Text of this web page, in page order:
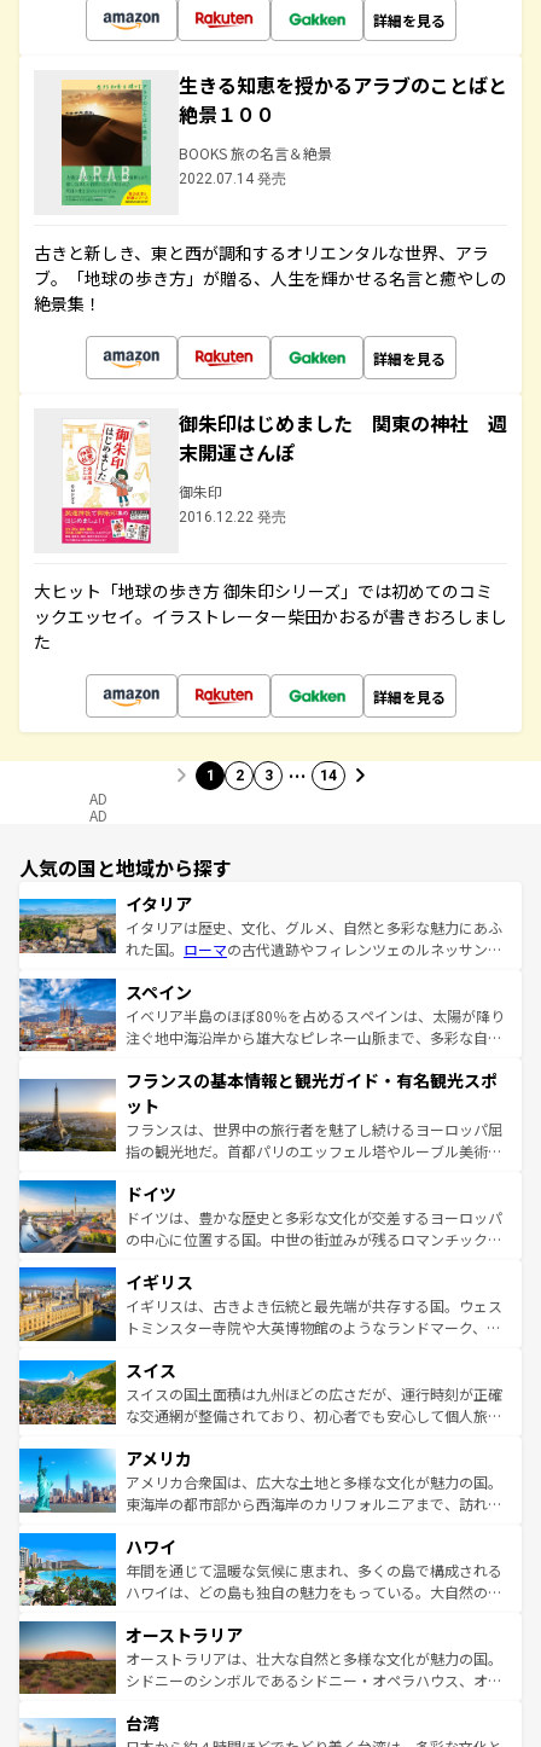
詳細を見る
生きる知恵を授かるアラブのことばと
絶景１００
BOOKS 旅の名言＆絶景
2022.07.14 発売
古きと新しき、東と西が調和するオリエンタルな世界、アラ
ブ。「地球の歩き方」が贈る、人生を輝かせる名言と癒やしの
絶景集！
詳細を見る
御朱印はじめました 関東の神社 週
末開運さんぽ
御朱印
2016.12.22 発売
大ヒット「地球の歩き方 御朱印シリーズ」では初めてのコミ
ックエッセイ。イラストレーター柴田かおるが書きおろしまし
た
詳細を見る
1 2 3 … 14
AD
AD
人気の国と地域から探す
イタリア
イタリアは歴史、文化、グルメ、自然と多彩な魅力にあふ
れた国。 ローマの古代遺跡やフィレンツェのルネッサンス
ろん、トスカーナの美しい田園風景やアマルフィ海岸の絶
景など、自然景観も見逃せない。観光の合間には、本場の
ピザやパスタなど、絶品のイタリア料理を堪能することも
ませてくれるイタリアで、忘れられない旅をしてみよう！
なお、新着のイタリア情報は
しい。
スペイン
イベリア半島のほぼ80％を占めるスペインは、太陽が降り
注ぐ地中海沿岸から雄大なピレネー山脈まで、多彩な自然
文化が根付くこの国では、情熱的なフラメンコ、熱気あふ
れる闘牛、そして美味しいタパスが生活の一部となってい
る。首都マドリードの洗練された雰囲気や、バルセロナの
アートに溢れた街角から、地方では古代ローマ遺跡や中世
せる。地方によって風土や気候が異なるスペインはその個
性で訪れる人を魅了する。 なお、新着のスペイン情報は コ
ンテンツ一覧を参照してほしい。
フランスの基本情報と観光ガイド・有名観光スポ
ット
フランスは、世界中の旅行者を魅了し続けるヨーロッパ屈
指の観光地だ。首都パリのエッフェル塔やルーブル美術館
で、幅広い魅力が詰まっている。華麗な宮殿、歴史的な大
聖堂、美しいビーチ、そして豊かな自然が、訪れる者を心
から魅了する。また、フランスは美食の国としても知ら
いる。シャンパンの発祥地であるランス、プロヴァンスの
香り高いラベンダー畑など、多彩な楽しみ方が可能だ。さ
らに、パリ以外の地域にも魅力が溢れており、どの街角に
れる地方に足を運ぶとそれぞれで全く異なる文化を体験で
きるだろう。 なお、新着のフランス情報はコンテンツ一覧
を参照してほしい。
ドイツ
ドイツは、豊かな歴史と多彩な文化が交差するヨーロッパ
の中心に位置する国。中世の街並みが残るロマンチック街
顔を持つこの国は、どこを歩いても飽きることがない。ベ
ルリンの文化的活気、バイエルン州のアルプスの絶景、そ
してライン川沿いのワイン畑といった風景は必見。ビール
は、お酒好きな人にはぜひ体験してほしい。 なお、新着の
ドイツ情報はコンテンツ一覧を参照してほしい。
イギリス
イギリスは、古きよき伝統と最先端が共存する国。ウェス
トミンスター寺院や大英博物館のようなランドマーク、歴
リアごとに異なる魅力がある。また、優雅なアフタヌーン
ティー、ビール好きにはたまらない英国パブ、サッカー観
戦など、本場だからこそできる体験も豊富。イギリスを旅
ンツ一覧を参照してほしい。
スイス
スイスの国土面積は九州ほどの広さだが、運行時刻が正確
な交通網が整備されており、初心者でも安心して個人旅行
の建物がそのまま残る町や、スイスならではのユニークな
博物館もあり、アルプス観光だけでなく町歩きも満喫する
ことができる。国民の所得が高いため物価も高いが、旅行
ば市内交通費無料で観光を楽しむこともできる。 なお、新
着のスイス情報はコンテンツ一覧 を参照してほしい。
アメリカ
アメリカ合衆国は、広大な土地と多様な文化が魅力の国。
東海岸の都市部から西海岸のカリフォルニアまで、訪れる
のような巨大都市は、観光、ショッピング、エンターテイ
ンメントが詰まった刺激的なスポットだ。一方、アメリカ
西部には大自然が広がり、グランドキャニオンやイエロー
部のニューオーリンズでは、音楽と美食が融合した独特の
文化が魅力。旅行者はアメリカの各地域で異なる魅力を楽
しみながら、その多様性と豊かな歴史を感じることができ
ならではの贅沢な旅のスタイルだ。 なお、新着のアメリカ
情報はコンテンツ一覧を参照してほしい。
ハワイ
年間を通じて温暖な気候に恵まれ、多くの島で構成される
ハワイは、どの島も独自の魅力をもっている。大自然の神
ワイ島は見逃せない。また、定番の観光地といえばオアフ
島だが、静かな自然を求めるならマウイ島やカウアイ島が
おすすめ。エメラルドグリーンに輝く海をはじめ、豊かな
れるおもてなしの心で訪れる人々を迎えてくれるハワイの
オーストラリア
オーストラリアは、壮大な自然と多様な文化が魅力の国。
シドニーのシンボルであるシドニー・オペラハウス、オー
リアリーフや大陸中央部にそびえるウルル（エアーズロッ
台湾